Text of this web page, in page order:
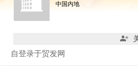
中国内地
自登录于贸发网